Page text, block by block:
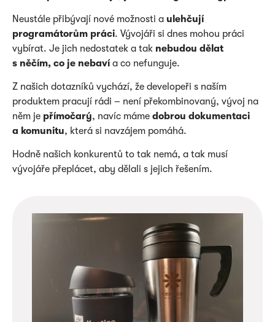
Neustále přibývají nové možnosti a ulehčují
programátorům práci. Vývojáři si dnes mohou práci
vybírat. Je jich nedostatek a tak nebudou dělat
s něčím, co je nebaví a co nefunguje.
Z našich dotazníků vychází, že developeři s naším
produktem pracují rádi – není překombinovaný, vývoj na
něm je přímočarý, navíc máme dobrou dokumentaci
a komunitu, která si navzájem pomáhá.
Hodně našich konkurentů to tak nemá, a tak musí
vývojáře přeplácet, aby dělali s jejich řešením.